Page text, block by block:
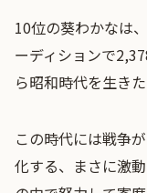
10位の葵わかなは
ーディションで
ら昭和時代を生き
この時代には戦争
化する、まさに激